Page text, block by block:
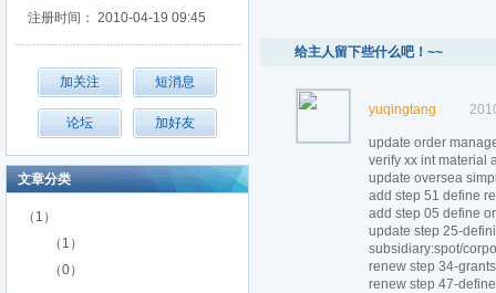
注册时间： 2010-04-19 09:45
文章分类
（1）
（1）
（0）
给主人留下些什么吧！~~
yuqingtang
update order
verify xx int material
update oversea
add step 51 define
add step 05 define
update step 25-
subsidiary:spot/
renew step 34-
renew step 47-